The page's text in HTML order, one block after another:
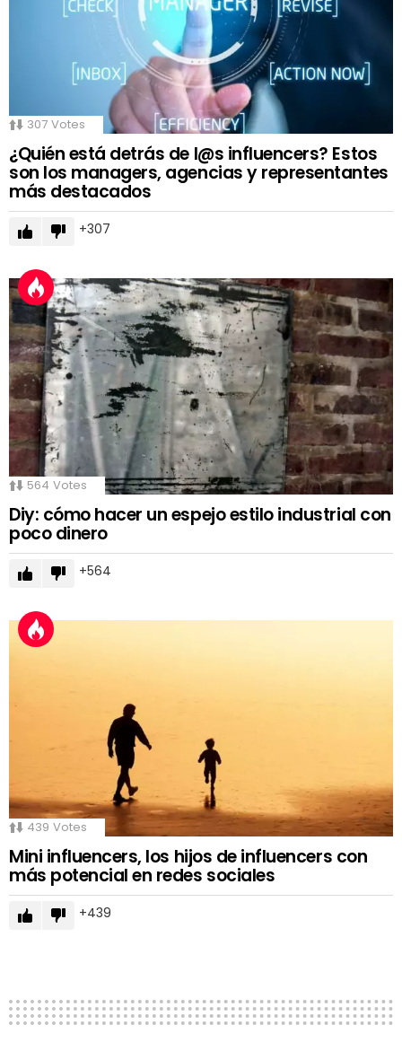
307 Votes
¿Quién está detrás de l@s influencers? Estos
son los managers, agencias y representantes
más destacados
307
564 Votes
Diy: cómo hacer un espejo estilo industrial con
poco dinero
564
439 Votes
Mini influencers, los hijos de influencers con
más potencial en redes sociales
439